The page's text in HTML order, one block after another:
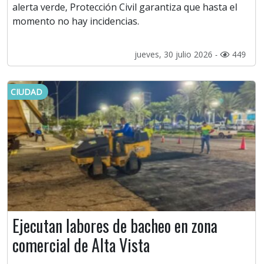
alerta verde, Protección Civil garantiza que hasta el
momento no hay incidencias.
jueves, 30 julio 2026 - 449
CIUDAD
Ejecutan labores de bacheo en zona
comercial de Alta Vista